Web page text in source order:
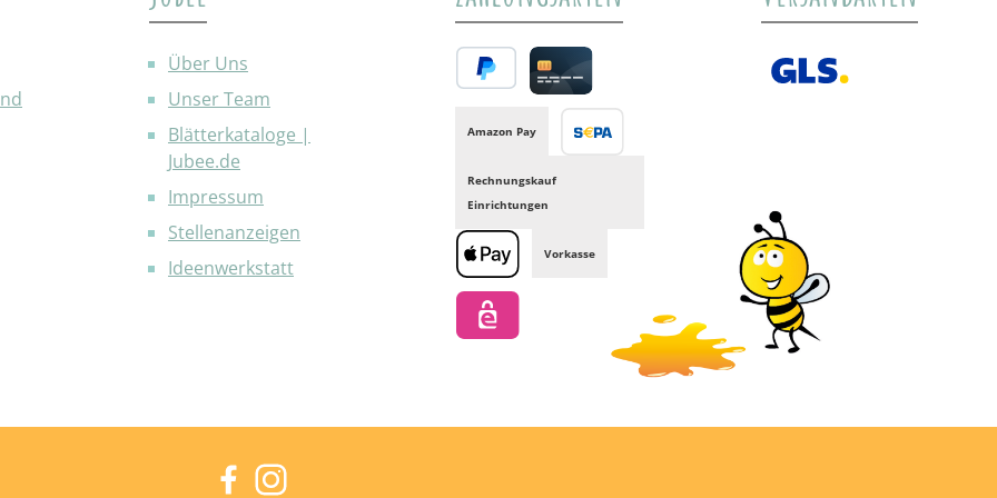
Über Uns
Unser Team
Blätterkataloge |
Jubee.de
Impressum
Stellenanzeigen
Ideenwerkstatt
Credit card
Amazon Pay
Rechnungskauf
Einrichtungen
Apple Pay
Vorkasse
FacebookInstagram